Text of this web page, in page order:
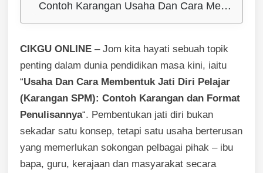
Contoh Karangan Usaha Dan Cara Membentuk Jati Diri Pelajar
CIKGU ONLINE – Jom kita hayati sebuah topik
penting dalam dunia pendidikan masa kini, iaitu
“Usaha Dan Cara Membentuk Jati Diri Pelajar
(Karangan SPM): Contoh Karangan dan Format
Penulisannya“. Pembentukan jati diri bukan
sekadar satu konsep, tetapi satu usaha berterusan
yang memerlukan sokongan pelbagai pihak – ibu
bapa, guru, kerajaan dan masyarakat secara